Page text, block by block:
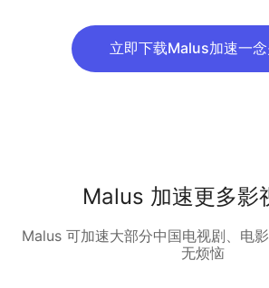
立即下载Malus加速一
Malus 加速更多影
Malus 可加速大部分中国电视剧、电
无烦恼